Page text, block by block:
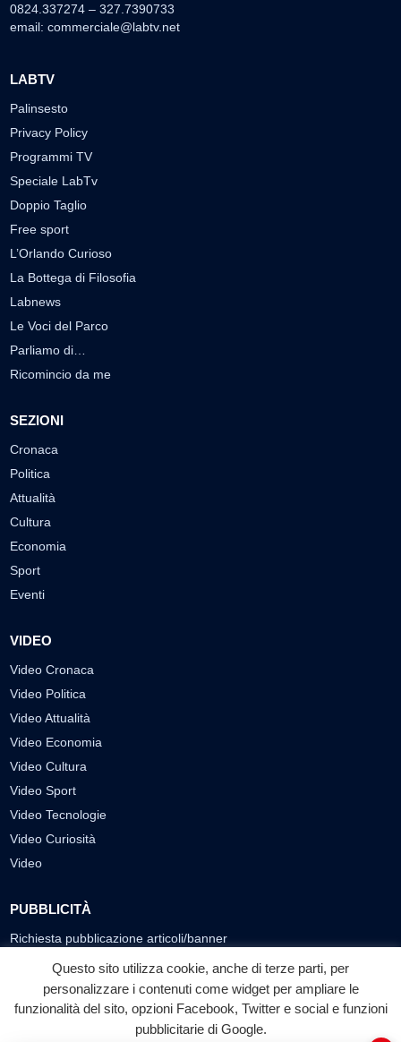
0824.337274 – 327.7390733
email: commerciale@labtv.net
LABTV
Palinsesto
Privacy Policy
Programmi TV
Speciale LabTv
Doppio Taglio
Free sport
L’Orlando Curioso
La Bottega di Filosofia
Labnews
Le Voci del Parco
Parliamo di…
Ricomincio da me
SEZIONI
Cronaca
Politica
Attualità
Cultura
Economia
Sport
Eventi
VIDEO
Video Cronaca
Video Politica
Video Attualità
Video Economia
Video Cultura
Video Sport
Video Tecnologie
Video Curiosità
Video
PUBBLICITÀ
Richiesta pubblicazione articoli/banner
SEGUICI SUI SOCIAL
f
Facebook
◎ ▶
YouTube
Questo sito utilizza cookie, anche di terze parti, per
personalizzare i contenuti come widget per ampliare le
funzionalità del sito, opzioni Facebook, Twitter e social e funzioni
pubblicitarie di Google.